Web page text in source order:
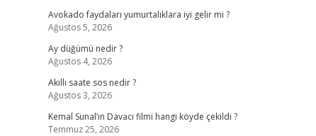
Avokado faydaları yumurtalıklara iyi gelir mi ?
Ağustos 5, 2026
Ay düğümü nedir ?
Ağustos 4, 2026
Akıllı saate sos nedir ?
Ağustos 3, 2026
Kemal Sunal’ın Davacı filmi hangi köyde çekildi ?
Temmuz 25, 2026